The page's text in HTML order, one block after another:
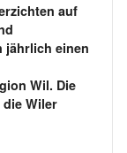
auf
jährlich einen
Wil. Die
die Wiler